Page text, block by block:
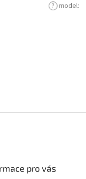
? model:
pro vás